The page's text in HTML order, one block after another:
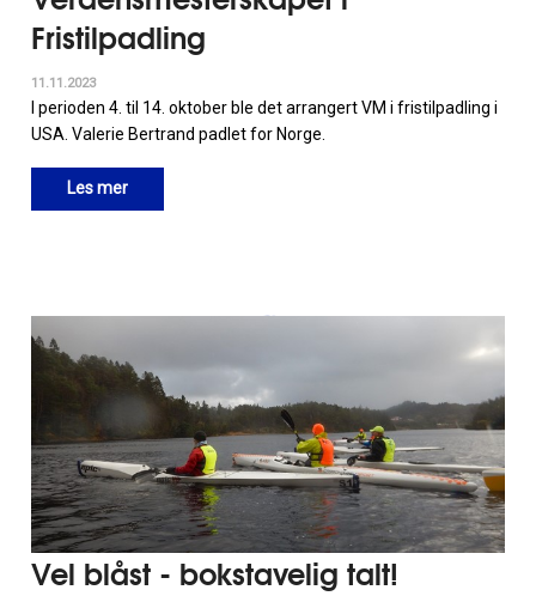
Fristilpadling
11.11.2023
I perioden 4. til 14. oktober ble det arrangert VM i fristilpadling i
USA. Valerie Bertrand padlet for Norge.
Les mer
Vel blåst - bokstavelig talt!